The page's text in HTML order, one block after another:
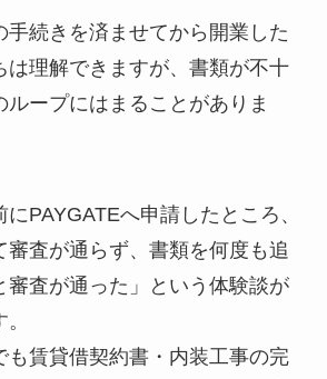
手続きを済ませてから開業した
は理解できますが、書類が不十
ープにはまることがありま
にPAYGATEへ申請したところ、
審査が通らず、書類を何度も追
審査が通った」という体験談が
も賃貸借契約書・内装工事の完